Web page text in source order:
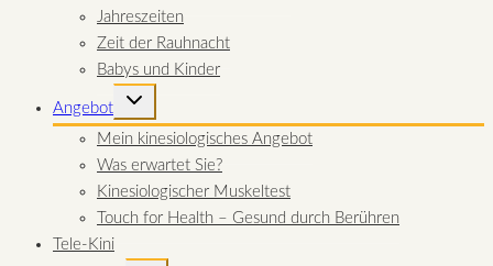
Jahreszeiten
Zeit der Rauhnacht
Babys und Kinder
Angebot
UNTERMENÜ
Mein kinesiologisches Angebot
Was erwartet Sie?
Kinesiologischer Muskeltest
Touch for Health – Gesund durch Berühren
Tele-Kini